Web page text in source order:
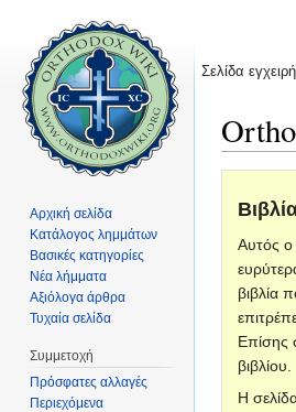
Αυτός ο
βιβλία
Επίσης
βιβλίου.
Η
Σελίδα
Αρχική σελίδα
Κατάλογος λημμάτων
Βασικές κατηγορίες
Νέα λήμματα
Αξιόλογα άρθρα
Τυχαία σελίδα
Συμμετοχή
Πρόσφατες αλλαγές
Περιεχόμενα